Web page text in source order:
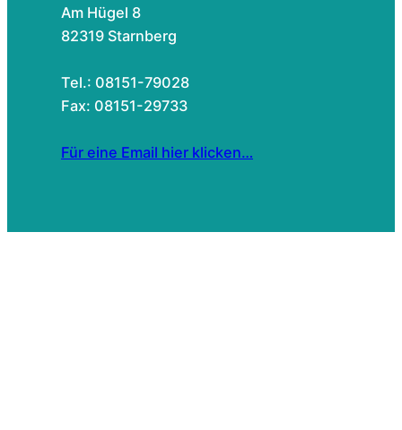
Am Hügel 8
82319 Starnberg
Tel.: 08151-79028
Fax: 08151-29733
Für eine Email hier klicken…